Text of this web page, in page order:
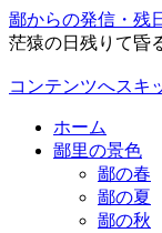
鄙からの発信・残
茫猿の日残りて昏
コンテンツへスキ
ホーム
鄙里の景色
鄙の春
鄙の夏
鄙の秋